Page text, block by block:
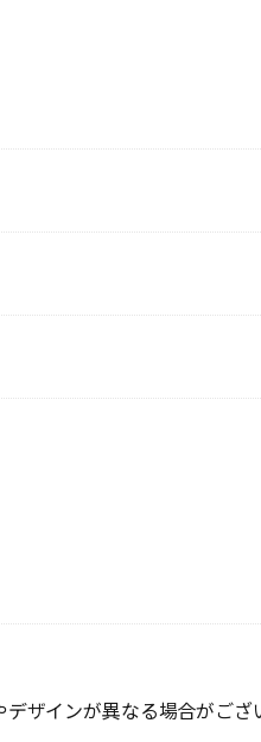
ザインが異なる場合がござ